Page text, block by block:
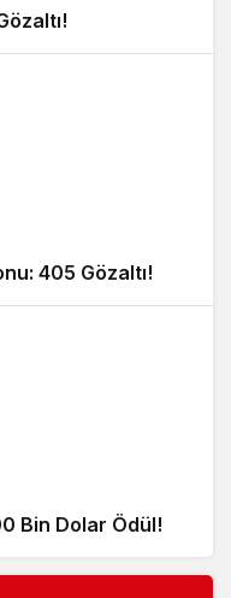
405 Gözaltı!
Bin Dolar Ödül!